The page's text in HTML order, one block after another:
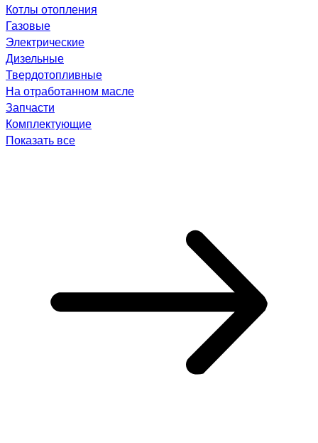
Котлы отопления
Газовые
Электрические
Дизельные
Твердотопливные
На отработанном масле
Запчасти
Комплектующие
Показать все